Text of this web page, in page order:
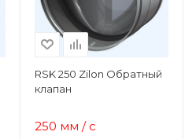
RSK 250 Zilon Обратный
клапан
250 мм / с